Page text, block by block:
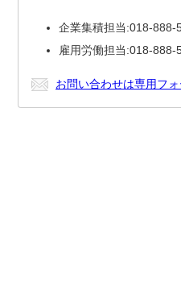
企業集積担当:018-888-
雇用労働担当:018-888-
お問い合わせは専用フ